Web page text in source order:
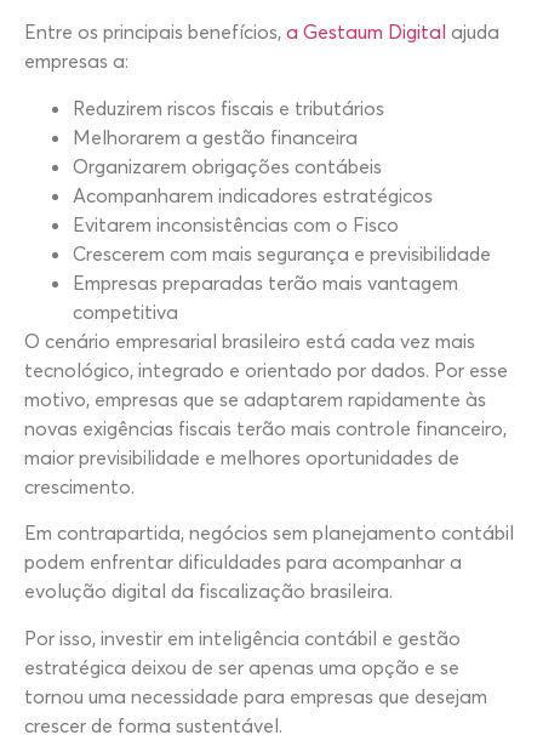
Entre os principais benefícios, a Gestaum Digital ajuda
empresas a:
Reduzirem riscos fiscais e tributários
Melhorarem a gestão financeira
Organizarem obrigações contábeis
Acompanharem indicadores estratégicos
Evitarem inconsistências com o Fisco
Crescerem com mais segurança e previsibilidade
Empresas preparadas terão mais vantagem
competitiva
O cenário empresarial brasileiro está cada vez mais
tecnológico, integrado e orientado por dados. Por esse
motivo, empresas que se adaptarem rapidamente às
novas exigências fiscais terão mais controle financeiro,
maior previsibilidade e melhores oportunidades de
crescimento.
Em contrapartida, negócios sem planejamento contábil
podem enfrentar dificuldades para acompanhar a
evolução digital da fiscalização brasileira.
Por isso, investir em inteligência contábil e gestão
estratégica deixou de ser apenas uma opção e se
tornou uma necessidade para empresas que desejam
crescer de forma sustentável.